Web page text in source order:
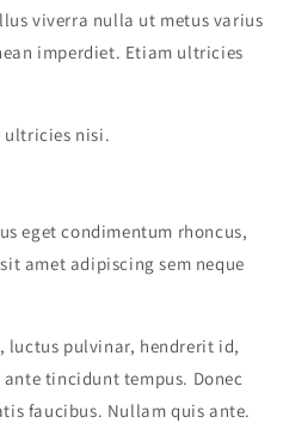
viverra nulla ut metus varius
imperdiet. Etiam ultricies
ultricies nisi.
eget condimentum rhoncus,
amet adipiscing sem neque
luctus pulvinar, hendrerit id,
tincidunt tempus. Donec
faucibus. Nullam quis ante.